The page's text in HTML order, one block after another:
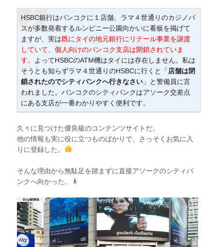
HSBC銀行はバンコクに１店舗、ラマ４世通りのカジノバ
スが多数発着するルンピニー公園向かいに看板を掲げて
ますが、実は既にタイの地元銀行にリテール事業を譲渡
していて、個人向けのバンコク支店は閉鎖されていま
す。
よってHSBCのATM機はタイには存在しません。私は
そうとも知らずラマ４世通りのHSBCに行くと「 店舗は閉
鎖されたのでシティバンクへ行きなさい 」と警備員に言
われました。バンコクのシティバンクはアソーク交差点
にある支店が一番わかりやすく便利です。
久々に見つけた優良級のコンテンツサイトだ。
他の情報も実に役に立つものばかりで、さっそくお気に入
りに登録した。
そんな理由から無駄足を踏まずに直接アソークのシティバ
ンクへ向かった。